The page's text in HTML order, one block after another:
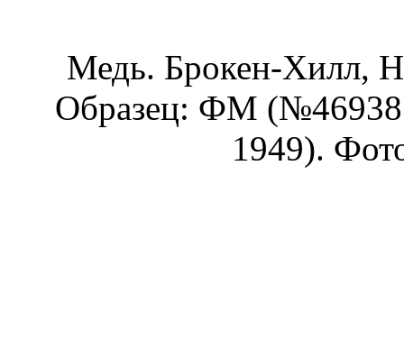
Медь. Брокен-Хилл,
Образец: ФМ (№46938.
1949).